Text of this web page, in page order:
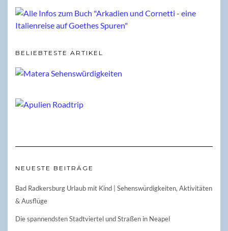
BELIEBTESTE ARTIKEL
NEUESTE BEITRÄGE
Bad Radkersburg Urlaub mit Kind | Sehenswürdigkeiten, Aktivitäten
& Ausflüge
Die spannendsten Stadtviertel und Straßen in Neapel